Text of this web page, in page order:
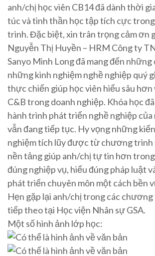
anh/chị học viên CB14 đã dành thời
túc và tinh thần học tập tích cực
trình. Đặc biệt, xin trân trọng cảm ơn
Nguyễn Thị Huyền – HRM Công ty
Sanyo Minh Long đã mang đến
những kinh nghiệm nghề nghiệp quý
thực chiến giúp học viên hiểu sâu hơn
C&B trong doanh nghiệp. Khóa học
hành trình phát triển nghề nghiệp của
vẫn đang tiếp tục. Hy vọng những
nghiệm tích lũy được từ chương trình
nền tảng giúp anh/chị tự tin hơn
đúng nghiệp vụ, hiểu đúng pháp luật
phát triển chuyên môn một cách bền
Hẹn gặp lại anh/chị trong các
tiếp theo tại Học viện Nhân sự GSA.
Một số hình ảnh lớp học: